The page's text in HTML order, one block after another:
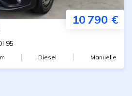
10 790 €
95
Diesel Manuelle